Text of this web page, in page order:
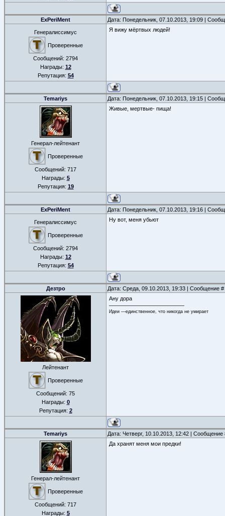
ExPeriMent Дата: Понедельник, 07.10.2013, 19:09 |
Генералиссимус
Проверенные
Сообщений: 2794
Награды: 12
Репутация: 54
Я вижу мёртвых людей!
Temariys Дата: Понедельник, 07.10.2013, 19:15 |
Генерал-лейтенант
Проверенные
Сообщений: 717
Награды: 5
Репутация: 19
Живые, мертвые- пища!
ExPeriMent Дата: Понедельник, 07.10.2013, 19:16 |
Генералиссимус
Проверенные
Сообщений: 2794
Награды: 12
Репутация: 54
Ну вот, меня убьют
Дезтро Дата: Среда, 09.10.2013, 19:33 | Сообщение #
Лейтенант
Проверенные
Сообщений: 75
Награды: 0
Репутация: 2
Ану дора
Идеи —единственное, что никогда не умирает
Temariys Дата: Четверг, 10.10.2013, 12:42 |
Генерал-лейтенант
Проверенные
Сообщений: 717
Награды: 5
Да хранят меня мои предки!